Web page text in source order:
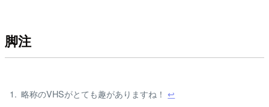
脚注
略称のVHSがとても趣がありますね！↩